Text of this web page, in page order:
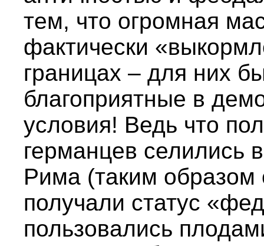
тем, что огромная
фактически
границах – для них
благоприятные в
условия! Ведь что
германцев селились
Рима (таким образом
получали статус
пользовались